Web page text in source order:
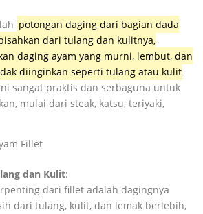
potongan daging dari bagian dada
dari tulang dan kulitnya,
daging ayam yang murni, lembut, dan
diinginkan seperti tulang atau kulit
sangat praktis dan serbaguna untuk
mulai dari steak, katsu, teriyaki,
Fillet
dan Kulit:
dari fillet adalah dagingnya
dari tulang, kulit, dan lemak berlebih,